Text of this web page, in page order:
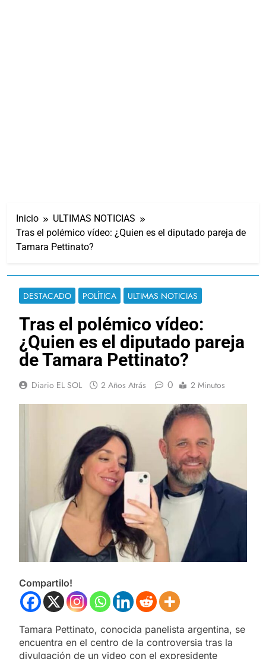
Inicio
ULTIMAS NOTICIAS
Tras el polémico vídeo: ¿Quien es el diputado pareja de
Tamara Pettinato?
DESTACADO POLÍTICA ULTIMAS NOTICIAS
Tras el polémico vídeo:
¿Quien es el diputado pareja
de Tamara Pettinato?
Diario EL SOL 2 Años Atrás 0 2 Minutos
Compartilo!
Tamara Pettinato, conocida panelista argentina, se
encuentra en el centro de la controversia tras la
divulgación de un video con el expresidente